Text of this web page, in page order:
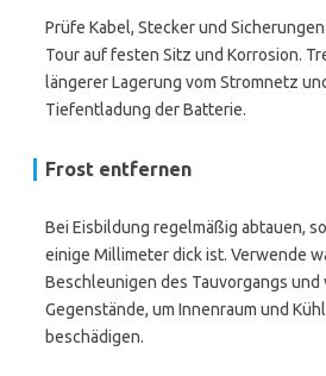
Prüfe Kabel, Stecker und
Tour auf festen Sitz und Korrosion.
längerer Lagerung vom Stromnetz
Tiefentladung der Batterie.
Frost entfernen
Bei Eisbildung regelmäßig abtauen,
einige Millimeter dick ist. Verwende
Beschleunigen des Tauvorgangs und
Gegenstände, um Innenraum und
beschädigen.